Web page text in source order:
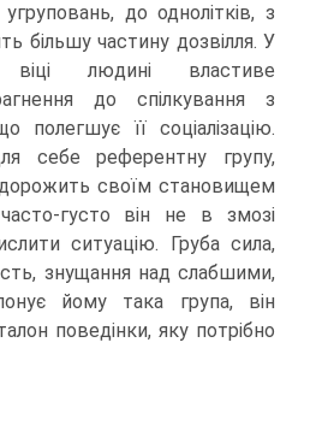
до однолітків, з
більшу частину дозвілля. У
віці людині властиве
до спілкування з
полегшує її соціалізацію.
себе референтну групу,
дорожить своїм становищем
густо він не в змозі
ситуацію. Груба сила,
знущання над слабшими,
йому така група, він
поведінки, яку потрібно